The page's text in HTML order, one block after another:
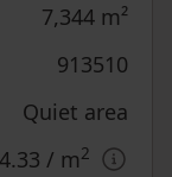
7,344 m²
913510
Quiet area
/ m2